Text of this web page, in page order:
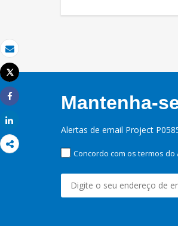
Email
Imprimir
Tweet
Share
Mantenha-
Alertas de email Project
Concordo com os termos